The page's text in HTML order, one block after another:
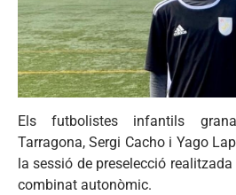
Els futbolistes infantils
Tarragona, Sergi Cacho i Yago
la sessió de preselecció realitzada
combinat autonòmic.